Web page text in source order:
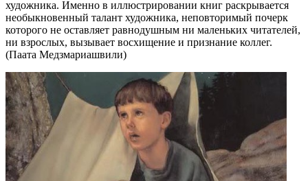
художника. Именно в иллюстрировании книг раскрывается
необыкновенный талант художника, неповторимый почерк
которого не оставляет равнодушным ни маленьких читателей,
ни взрослых, вызывает восхищение и признание коллег.
(Паата Медзмариашвили)